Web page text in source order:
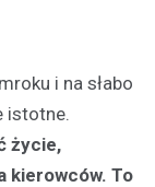
i na słabo
istotne.
życie,
kierowców. To